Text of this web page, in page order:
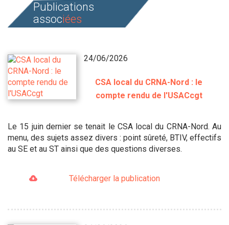
Publications
associées
24/06/2026
CSA local du CRNA-Nord : le
compte rendu de l'USACcgt
Le 15 juin dernier se tenait le CSA local du CRNA-Nord. Au
menu, des sujets assez divers : point sûreté, BTIV, effectifs
au SE et au ST ainsi que des questions diverses.
Télécharger la publication